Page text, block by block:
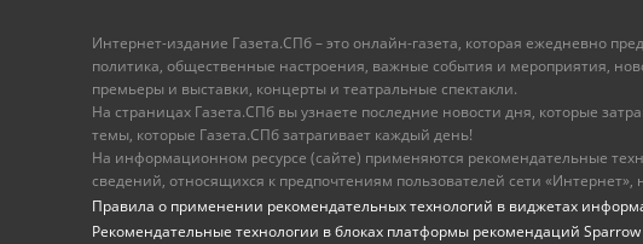
Интернет-издание Газета.СПб – это онлайн-газета, которая ежедневно
политика, общественные настроения, важные события и мероприятия,
премьеры и выставки, концерты и театральные спектакли.
На страницах Газета.СПб вы узнаете последние новости дня, которые
темы, которые Газета.СПб затрагивает каждый день!
На информационном ресурсе (сайте) применяются рекомендательные
сведений, относящихся к предпочтениям пользователей сети
Правила о применении рекомендательных технологий в виджетах
Рекомендательные технологии в блоках платформы рекомендаций Sparrow